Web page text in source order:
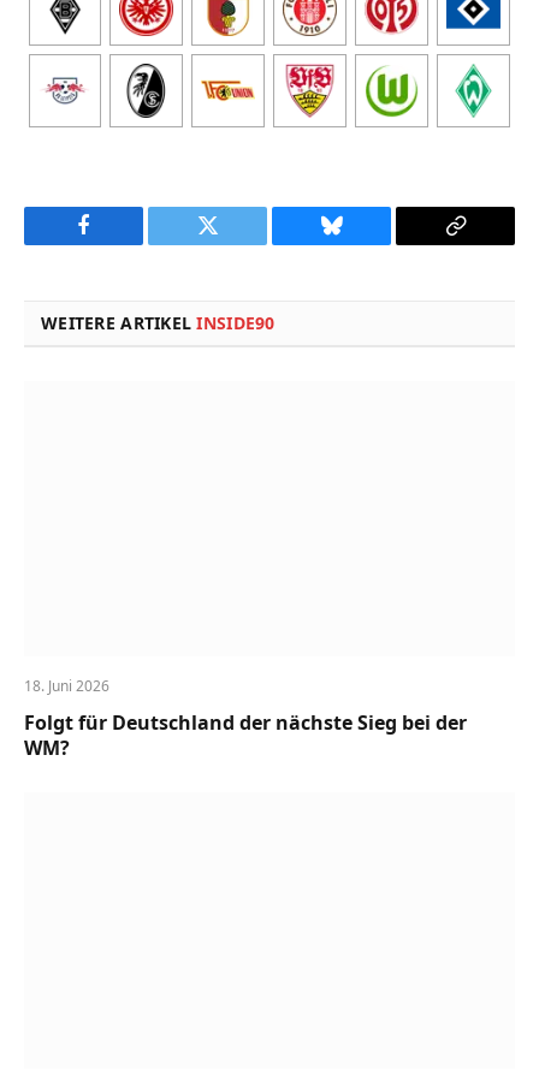
Facebook Twitter Bluesky
Copy
WEITERE ARTIKELINSIDE90
18. Juni 2026
Folgt für Deutschland der nächste Sieg bei der
WM?